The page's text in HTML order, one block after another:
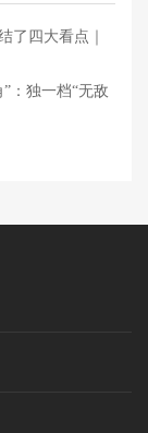
了四大看点｜
：独一档“无敌